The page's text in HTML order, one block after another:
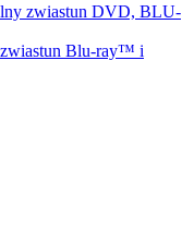
zwiastun DVD, BLU-
Blu-ray™ i